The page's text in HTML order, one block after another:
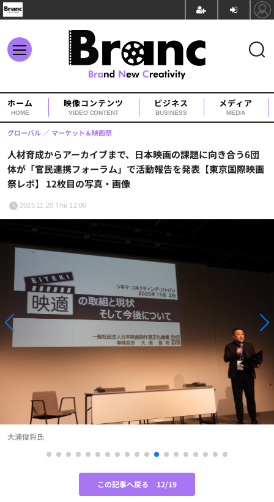
ホーム
HOME
映像コンテンツ
VIDEO CONTENT
ビジネス
BUSINESS
メディア
MEDIA
人材育成からアーカイブまで、日本映画の課題に向き合う6団
体が「官民連携フォーラム」で活動報告を発表【東京国際映画
祭レポ】 12枚目の写真・画像
グローバル マーケット＆映画祭
2025.11.20 Thu 12:00
大浦俊将氏
この記事へ戻る 12/19